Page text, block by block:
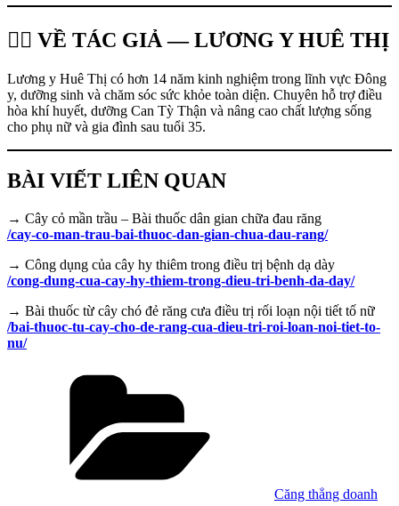
👩‍⚕️ VỀ TÁC GIẢ — LƯƠNG Y HUÊ THỊ
Lương y Huê Thị có hơn 14 năm kinh nghiệm trong lĩnh vực Đông
y, dưỡng sinh và chăm sóc sức khỏe toàn diện. Chuyên hỗ trợ điều
hòa khí huyết, dưỡng Can Tỳ Thận và nâng cao chất lượng sống
cho phụ nữ và gia đình sau tuổi 35.
BÀI VIẾT LIÊN QUAN
→ Cây cỏ mần trầu – Bài thuốc dân gian chữa đau răng
/cay-co-man-trau-bai-thuoc-dan-gian-chua-dau-rang/
→ Công dụng của cây hy thiêm trong điều trị bệnh dạ dày
/cong-dung-cua-cay-hy-thiem-trong-dieu-tri-benh-da-day/
→ Bài thuốc từ cây chó đẻ răng cưa điều trị rối loạn nội tiết tố nữ
/bai-thuoc-tu-cay-cho-de-rang-cua-dieu-tri-roi-loan-noi-tiet-to-
nu/
Căng thẳng doanh